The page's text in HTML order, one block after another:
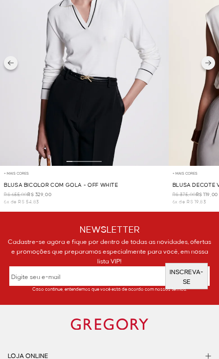
+ MAIS CORES
BLUSA BICOLOR COM GOLA - OFF WHITE
R$ 655,00R$ 329,00
6x de R$ 54,83
+ MAIS CORES
BLUSA DECOTE
R$ 375,00R$ 119,00
6x de R$ 19,83
NEWSLETTER
Cadastre-se agora e fique por dentro de todas as novidades, ofertas
e promoções que preparamos especialmente para você, em nossa
lista VIP!
INSCREVA-
SE
Caso continue, entendemos que você está de acordo com nossos termos.
LOJA ONLINE